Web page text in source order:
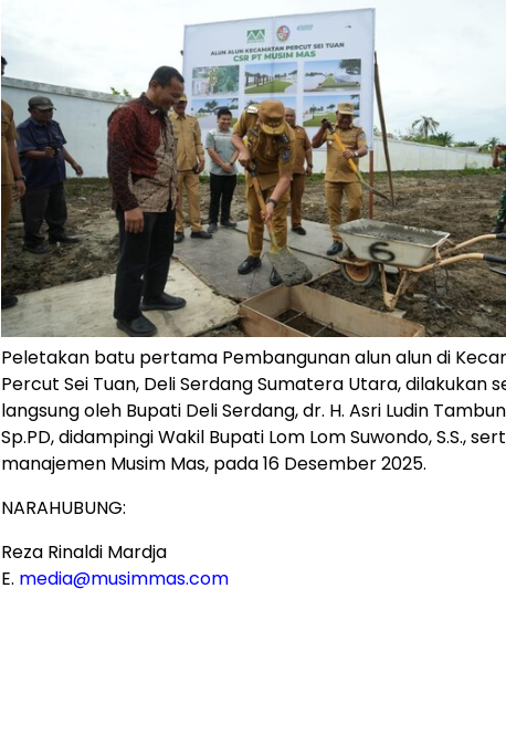
Peletakan batu pertama Pembangunan alun alun di
Percut Sei Tuan, Deli Serdang Sumatera Utara, dilakukan
langsung oleh Bupati Deli Serdang, dr. H. Asri Ludin
Sp.PD, didampingi Wakil Bupati Lom Lom Suwondo, S.S.,
manajemen Musim Mas, pada 16 Desember 2025.
NARAHUBUNG:
Reza Rinaldi Mardja
E. media@musimmas.com